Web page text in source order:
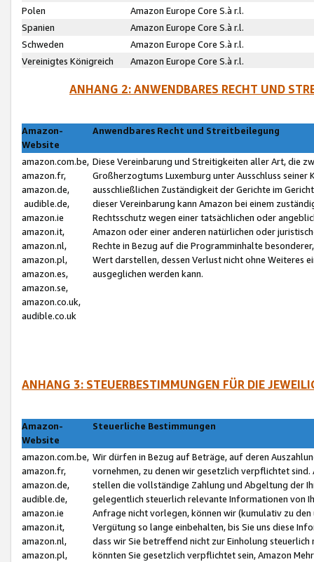
Polen
Amazon Europe Core S.à r.l.
Spanien
Amazon Europe Core S.à r.l.
Schweden
Amazon Europe Core S.à r.l.
Vereinigtes Königreich
Amazon Europe Core S.à r.l.
ANHANG 2: ANWENDBARES RECHT UND
Amazon-
Website
Anwendbares Recht und Streitbeilegung
amazon.com.be,
amazon.fr,
amazon.de,
audible.de,
amazon.ie
amazon.it,
amazon.nl,
amazon.pl,
amazon.es,
amazon.se,
amazon.co.uk,
audible.co.uk
Diese Vereinbarung und Streitigkeiten aller Art, die
Großherzogtums Luxemburg unter Ausschluss
ausschließlichen Zuständigkeit der Gerichte im
dieser Vereinbarung kann Amazon bei einem
Rechtsschutz wegen einer tatsächlichen oder
Amazon oder einer anderen natürlichen oder
Rechte in Bezug auf die Programminhalte
Wert darstellen, dessen Verlust nicht ohne Weiteres
ausgeglichen werden kann.
ANHANG 3: STEUERBESTIMMUNGEN FÜR DIE
Amazon-
Website
Steuerliche Bestimmungen
amazon.com.be,
amazon.fr,
amazon.de,
audible.de,
amazon.ie
amazon.it,
amazon.nl,
amazon.pl,
Wir dürfen in Bezug auf Beträge, auf deren
vornehmen, zu denen wir gesetzlich verpflichtet
stellen die vollständige Zahlung und Abgeltung der
gelegentlich steuerlich relevante Informationen von
Anfrage nicht vorlegen, können wir (kumulativ zu
Vergütung so lange einbehalten, bis Sie uns diese
dass wir Sie betreffend nicht zur Einholung
könnten Sie gesetzlich verpflichtet sein, Amazon